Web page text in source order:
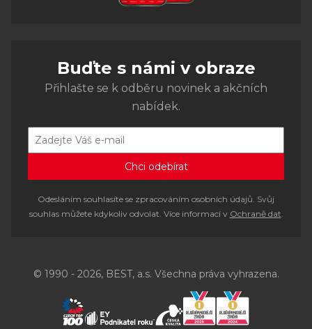
Buďte s námi v obraze
Přihlašte se k odběru novinek a akčních
nabídek.
Odesláním souhlasíte se zpracováním osobních údajů. Svůj
souhlas můžete kdykoliv odvolat. Více informací v Ochraně dat.
© 1990 - 2026, BEST, a.s. Všechna práva vyhrazena.